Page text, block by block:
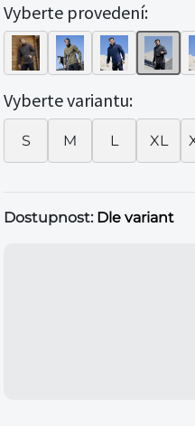
Vyberte provedení:
Vyberte variantu:
S M L XL
Dostupnost: Dle variant